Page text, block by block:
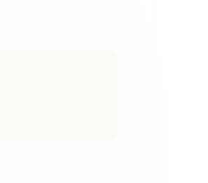
vos Options